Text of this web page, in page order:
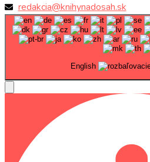
redakcia@knihynadosah.sk
English